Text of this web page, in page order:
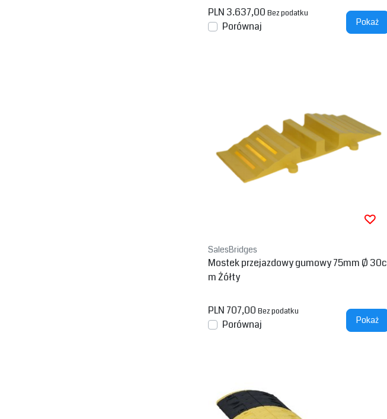
PLN 3.637,00 Bez podatku
Porównaj Pokaż
SalesBridges
Mostek przejazdowy gumowy 75mm Ø 30c
m Żółty
PLN 707,00 Bez podatku
Porównaj Pokaż